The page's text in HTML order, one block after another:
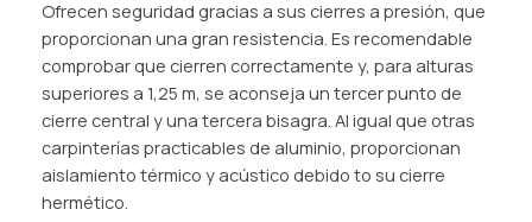
Ofrecen seguridad gracias a sus cierres a presión, que
proporcionan una gran resistencia. Es recomendable
comprobar que cierren correctamente y, para alturas
superiores a 1,25 m, se aconseja un tercer punto de
cierre central y una tercera bisagra. Al igual que otras
carpinterías practicables de aluminio, proporcionan
aislamiento térmico y acústico debido to su cierre
hermético.